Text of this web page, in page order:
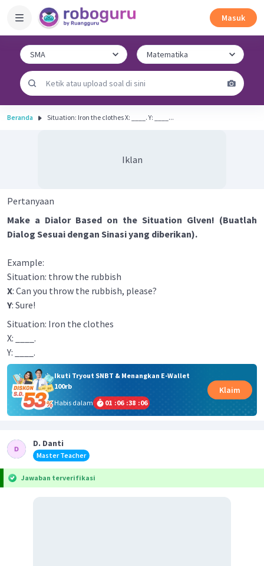
Masuk
Beranda Situation: Iron the clothes X: ____. Y: ____...
Iklan
Pertanyaan
Make a Dialor Based on the Situation Glven! (Buatlah
Dialog Sesuai dengan Sinasi yang diberikan).
Example:
Situation: throw the rubbish
X: Can you throw the rubbish, please?
Y: Sure!
Situation: Iron the clothes
X: ____.
Y: ____.
Ikuti Tryout SNBT & Menangkan E-Wallet
100rb
Habis dalam
01 :06 :38 :06
Klaim
D. Danti
Master Teacher
Jawaban terverifikasi